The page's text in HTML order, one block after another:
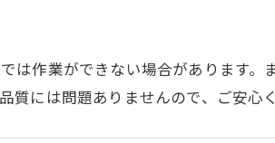
は作業ができない場合があります。
には問題ありませんので、ご安心く